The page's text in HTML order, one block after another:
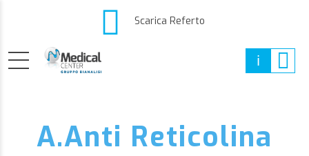
Scarica Referto
A.Anti Reticolina